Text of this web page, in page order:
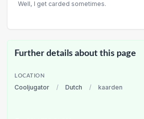
Well, I get carded sometimes.
Further details about this page
LOCATION
Cooljugator / Dutch / kaarden